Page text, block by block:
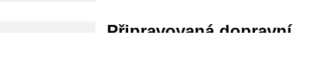
Připravovaná dopravní